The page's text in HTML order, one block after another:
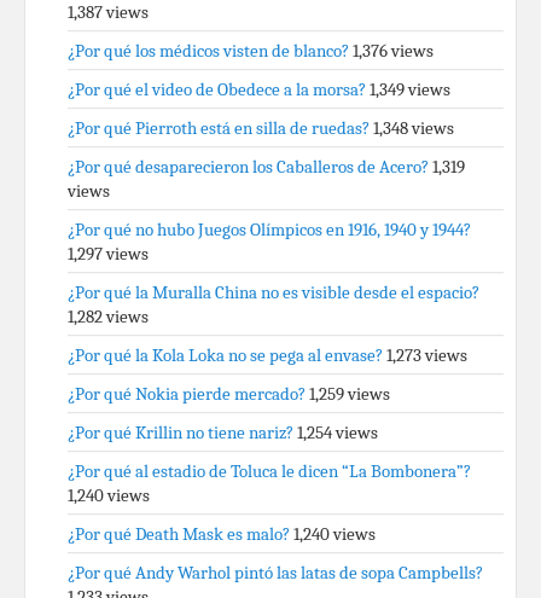
1,387 views
¿Por qué los médicos visten de blanco? 1,376 views
¿Por qué el video de Obedece a la morsa? 1,349 views
¿Por qué Pierroth está en silla de ruedas? 1,348 views
¿Por qué desaparecieron los Caballeros de Acero? 1,319
views
¿Por qué no hubo Juegos Olímpicos en 1916, 1940 y 1944?
1,297 views
¿Por qué la Muralla China no es visible desde el espacio?
1,282 views
¿Por qué la Kola Loka no se pega al envase? 1,273 views
¿Por qué Nokia pierde mercado? 1,259 views
¿Por qué Krillin no tiene nariz? 1,254 views
¿Por qué al estadio de Toluca le dicen “La Bombonera”?
1,240 views
¿Por qué Death Mask es malo? 1,240 views
¿Por qué Andy Warhol pintó las latas de sopa Campbells?